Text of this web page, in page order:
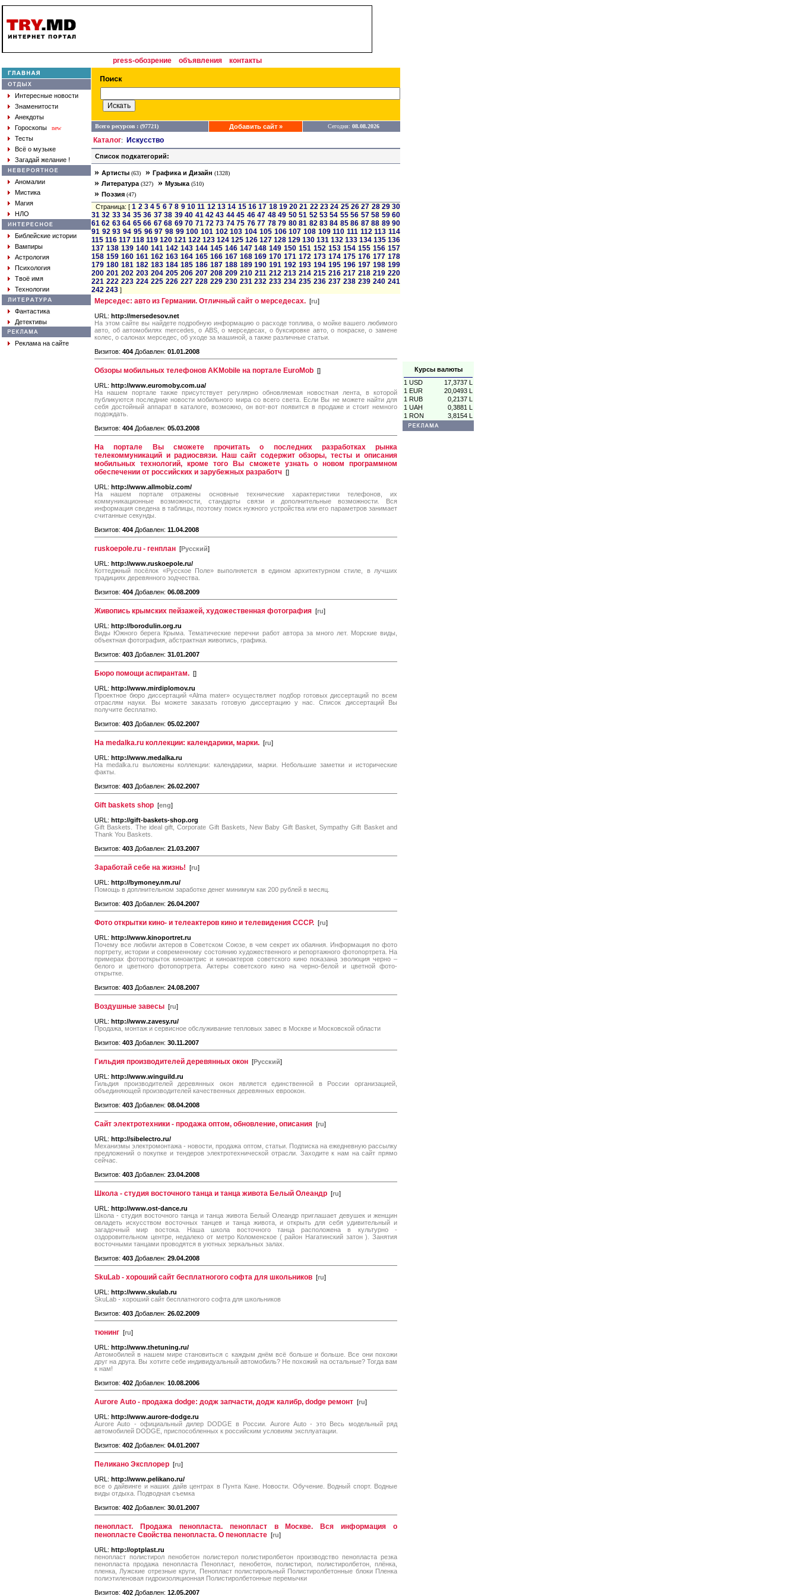
Курсы валюты
1 USD
17,3737 L
1 EUR
20,0493 L
1 RUB
0,2137 L
1 UAH
0,3881 L
1 RON
3,8154 L
press-обозрение объявления контакты
Интересные новости
Знаменитости
Анекдоты
Гороскопы
new
Тесты
Всё о музыке
Загадай желание !
Аномалии
Мистика
Магия
НЛО
Библейские истории
Вампиры
Астрология
Психология
Твоё имя
Технологии
Фантастика
Детективы
Реклама на сайте
Всего ресурсов : (97721) Добавить сайт » Сегодня: 08.08.2026
Каталог: Искусство
Список подкатегорий:
» Артисты (63) » Графика и Дизайн (1328)
» Литература (327) » Музыка (510)
» Поэзия (47)
Страница: [1 2 3 4 5 6 7 8 9 10 11 12 13 14 15 16 17 18 19 20 21 22 23 24 25 26 27 28 29 30
31 32 33 34 35 36 37 38 39 40 41 42 43 44 45 46 47 48 49 50 51 52 53 54 55 56 57 58 59 60
61 62 63 64 65 66 67 68 69 70 71 72 73 74 75 76 77 78 79 80 81 82 83 84 85 86 87 88 89 90
91 92 93 94 95 96 97 98 99 100 101 102 103 104 105 106 107 108 109 110 111 112 113 114
115 116 117 118 119 120 121 122 123 124 125 126 127 128 129 130 131 132 133 134 135 136
137 138 139 140 141 142 143 144 145 146 147 148 149 150 151 152 153 154 155 156 157
158 159 160 161 162 163 164 165 166 167 168 169 170 171 172 173 174 175 176 177 178
179 180 181 182 183 184 185 186 187 188 189 190 191 192 193 194 195 196 197 198 199
200 201 202 203 204 205 206 207 208 209 210 211 212 213 214 215 216 217 218 219 220
221 222 223 224 225 226 227 228 229 230 231 232 233 234 235 236 237 238 239 240 241
242 243 ]
Мерседес: авто из Германии. Отличный сайт о мерседесах. [ru]
URL: http://mersedesov.net
На этом сайте вы найдете подробную информацию о расходе топлива, о мойке вашего любимого
авто, об автомобилях mercedes, о ABS, о мерседесах, о буксировке авто, о покраске, о замене
колес, о салонах мерседес, об уходе за машиной, а также различные статьи.
Визитов: 404 Добавлен: 01.01.2008
Обзоры мобильных телефонов AKMobile на портале EuroMob []
URL: http://www.euromoby.com.ua/
На нашем портале также присутствует регулярно обновляемая новостная лента, в которой
публикуются последние новости мобильного мира со всего света. Если Вы не можете найти для
себя достойный аппарат в каталоге, возможно, он вот-вот появится в продаже и стоит немного
подождать.
Визитов: 404 Добавлен: 05.03.2008
На портале Вы сможете прочитать о последних разработках рынка
телекоммуникаций и радиосвязи. Наш сайт содержит обзоры, тесты и описания
мобильных технологий, кроме того Вы сможете узнать о новом программном
обеспечении от российских и зарубежных разработч []
URL: http://www.allmobiz.com/
На нашем портале отражены основные технические характеристики телефонов, их
коммуникационные возможности, стандарты связи и дополнительные возможности. Вся
информация сведена в таблицы, поэтому поиск нужного устройства или его параметров занимает
считанные секунды.
Визитов: 404 Добавлен: 11.04.2008
ruskoepole.ru - генплан [Русский]
URL: http://www.ruskoepole.ru/
Коттеджный посёлок «Русское Поле» выполняется в едином архитектурном стиле, в лучших
традициях деревянного зодчества.
Визитов: 404 Добавлен: 06.08.2009
Живопись крымских пейзажей, художественная фотография [ru]
URL: http://borodulin.org.ru
Виды Южного берега Крыма. Тематические перечни работ автора за много лет. Морские виды,
объектная фотография, абстрактная живопись, графика.
Визитов: 403 Добавлен: 31.01.2007
Бюро помощи аспирантам. []
URL: http://www.mirdiplomov.ru
Проектное бюро диссертаций «Alma mater» осуществляет подбор готовых диссертаций по всем
отраслям науки. Вы можете заказать готовую диссертацию у нас. Список диссертаций Вы
получите бесплатно.
Визитов: 403 Добавлен: 05.02.2007
На medalka.ru коллекции: календарики, марки. [ru]
URL: http://www.medalka.ru
На medalka.ru выложены коллекции: календарики, марки. Небольшие заметки и исторические
факты.
Визитов: 403 Добавлен: 26.02.2007
Gift baskets shop [eng]
URL: http://gift-baskets-shop.org
Gift Baskets. The ideal gift, Corporate Gift Baskets, New Baby Gift Basket, Sympathy Gift Basket and
Thank You Baskets.
Визитов: 403 Добавлен: 21.03.2007
Заработай себе на жизнь! [ru]
URL: http://bymoney.nm.ru/
Помощь в доплнительном заработке денег минимум как 200 рублей в месяц.
Визитов: 403 Добавлен: 26.04.2007
Фото открытки кино- и телеактеров кино и телевидения СССР. [ru]
URL: http://www.kinoportret.ru
Почему все любили актеров в Советском Союзе, в чем секрет их обаяния. Информация по фото
портрету, истории и современному состоянию художественного и репортажного фотопортрета. На
примерах фотооткрыток киноактрис и киноактеров советского кино показана эволюция черно –
белого и цветного фотопортрета. Актеры советского кино на черно-белой и цветной фото-
открытке.
Визитов: 403 Добавлен: 24.08.2007
Воздушные завесы [ru]
URL: http://www.zavesy.ru/
Продажа, монтаж и сервисное обслуживание тепловых завес в Москве и Московской области
Визитов: 403 Добавлен: 30.11.2007
Гильдия производителей деревянных окон [Русский]
URL: http://www.winguild.ru
Гильдия производителей деревянных окон является единственной в России организацией,
объединяющей производителей качественных деревянных евроокон.
Визитов: 403 Добавлен: 08.04.2008
Сайт электротехники - продажа оптом, обновление, описания [ru]
URL: http://sibelectro.ru/
Механизмы электромонтажа - новости, продажа оптом, статьи. Подписка на ежедневную рассылку
предложений о покупке и тендеров электротехнической отрасли. Заходите к нам на сайт прямо
сейчас.
Визитов: 403 Добавлен: 23.04.2008
Школа - студия восточного танца и танца живота Белый Олеандр [ru]
URL: http://www.ost-dance.ru
Школа - студия восточного танца и танца живота Белый Олеандр приглашает девушек и женщин
овладеть искусством восточных танцев и танца живота, и открыть для себя удивительный и
загадочный мир востока. Наша школа восточного танца расположена в культурно -
оздоровительном центре, недалеко от метро Коломенское ( район Нагатинский затон ). Занятия
восточными танцами проводятся в уютных зеркальных залах.
Визитов: 403 Добавлен: 29.04.2008
SkuLab - хороший сайт бесплатногого софта для школьников [ru]
URL: http://www.skulab.ru
SkuLab - хороший сайт бесплатногого софта для школьников
Визитов: 403 Добавлен: 26.02.2009
тюнинг [ru]
URL: http://www.thetuning.ru/
Автомобилей в нашем мире становиться с каждым днём всё больше и больше. Все они похожи
друг на друга. Вы хотите себе индивидуальный автомобиль? Не похожий на остальные? Тогда вам
к нам!
Визитов: 402 Добавлен: 10.08.2006
Aurore Auto - продажа dodge: додж запчасти, додж калибр, dodge ремонт [ru]
URL: http://www.aurore-dodge.ru
Aurore Auto - официальный дилер DODGE в России. Aurore Auto - это Весь модельный ряд
автомобилей DODGE, приспособленных к российским условиям эксплуатации.
Визитов: 402 Добавлен: 04.01.2007
Пеликано Эксплорер [ru]
URL: http://www.pelikano.ru/
все о дайвинге и наших дайв центрах в Пунта Кане. Новости. Обучение. Водный спорт. Водные
виды отдыха. Подводная съемка
Визитов: 402 Добавлен: 30.01.2007
пенопласт. Продажа пенопласта. пенопласт в Москве. Вся информация о
пенопласте Свойства пенопласта. О пенопласте [ru]
URL: http://optplast.ru
пенопласт полистирол пенобетон полистерол полистиролбетон производство пенопласта резка
пенопласта продажа пенопласта Пенопласт, пенобетон, полистирол, полистиролбетон, плёнка,
пленка, Лужские отрезные круги, Пенопласт полистирольный Полистиролбетонные блоки Пленка
полиэтиленовая гидроизоляционная Полистиролбетонные перемычки
Визитов: 402 Добавлен: 12.05.2007